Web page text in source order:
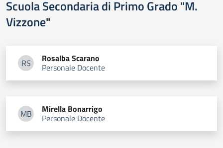
Scuola Secondaria di Primo Grado "M.
Vizzone"
RSRosalba Scarano
RosalbaScarano
Personale Docente
MBMirella Bonarrigo
Mirella Bonarrigo
Personale Docente